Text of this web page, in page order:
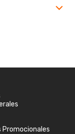
Promocionales